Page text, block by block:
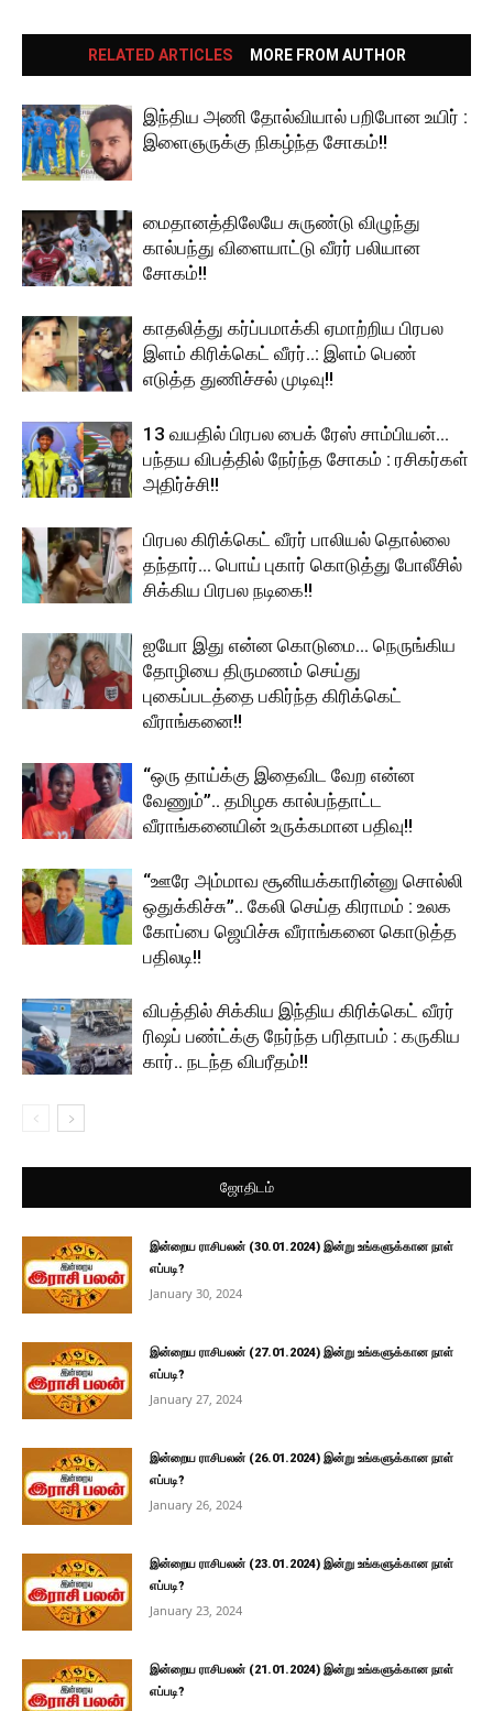
RELATED ARTICLES MORE FROM AUTHOR
இந்திய அணி தோல்வியால் பறிபோன உயிர் :
இளைஞருக்கு நிகழ்ந்த சோகம்!!
மைதானத்திலேயே சுருண்டு விழுந்து
கால்பந்து விளையாட்டு வீரர் பலியான
சோகம்!!
காதலித்து கர்ப்பமாக்கி ஏமாற்றிய பிரபல
இளம் கிரிக்கெட் வீரர்..: இளம் பெண்
எடுத்த துணிச்சல் முடிவு!!
13 வயதில் பிரபல பைக் ரேஸ் சாம்பியன்…
பந்தய விபத்தில் நேர்ந்த சோகம் : ரசிகர்கள்
அதிர்ச்சி!!
பிரபல கிரிக்கெட் வீரர் பாலியல் தொல்லை
தந்தார்… பொய் புகார் கொடுத்து போலீசில்
சிக்கிய பிரபல நடிகை!!
ஐயோ இது என்ன கொடுமை… நெருங்கிய
தோழியை திருமணம் செய்து
புகைப்படத்தை பகிர்ந்த கிரிக்கெட்
வீராங்கனை!!
“ஒரு தாய்க்கு இதைவிட வேற என்ன
வேணும்”.. தமிழக கால்பந்தாட்ட
வீராங்கனையின் உருக்கமான பதிவு!!
“ஊரே அம்மாவ சூனியக்காரின்னு சொல்லி
ஒதுக்கிச்சு”.. கேலி செய்த கிராமம் : உலக
கோப்பை ஜெயிச்சு வீராங்கனை கொடுத்த
பதிலடி!!
விபத்தில் சிக்கிய இந்திய கிரிக்கெட் வீரர்
ரிஷப் பண்ட்க்கு நேர்ந்த பரிதாபம் : கருகிய
கார்.. நடந்த விபரீதம்!!
ஜோதிடம்
இன்றைய ராசிபலன் (30.01.2024) இன்று உங்களுக்கான நாள்
எப்படி?
January 30, 2024
இன்றைய ராசிபலன் (27.01.2024) இன்று உங்களுக்கான நாள்
எப்படி?
January 27, 2024
இன்றைய ராசிபலன் (26.01.2024) இன்று உங்களுக்கான நாள்
எப்படி?
January 26, 2024
இன்றைய ராசிபலன் (23.01.2024) இன்று உங்களுக்கான நாள்
எப்படி?
January 23, 2024
இன்றைய ராசிபலன் (21.01.2024) இன்று உங்களுக்கான நாள்
எப்படி?